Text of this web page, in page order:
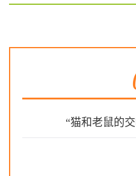
“猫和老鼠的